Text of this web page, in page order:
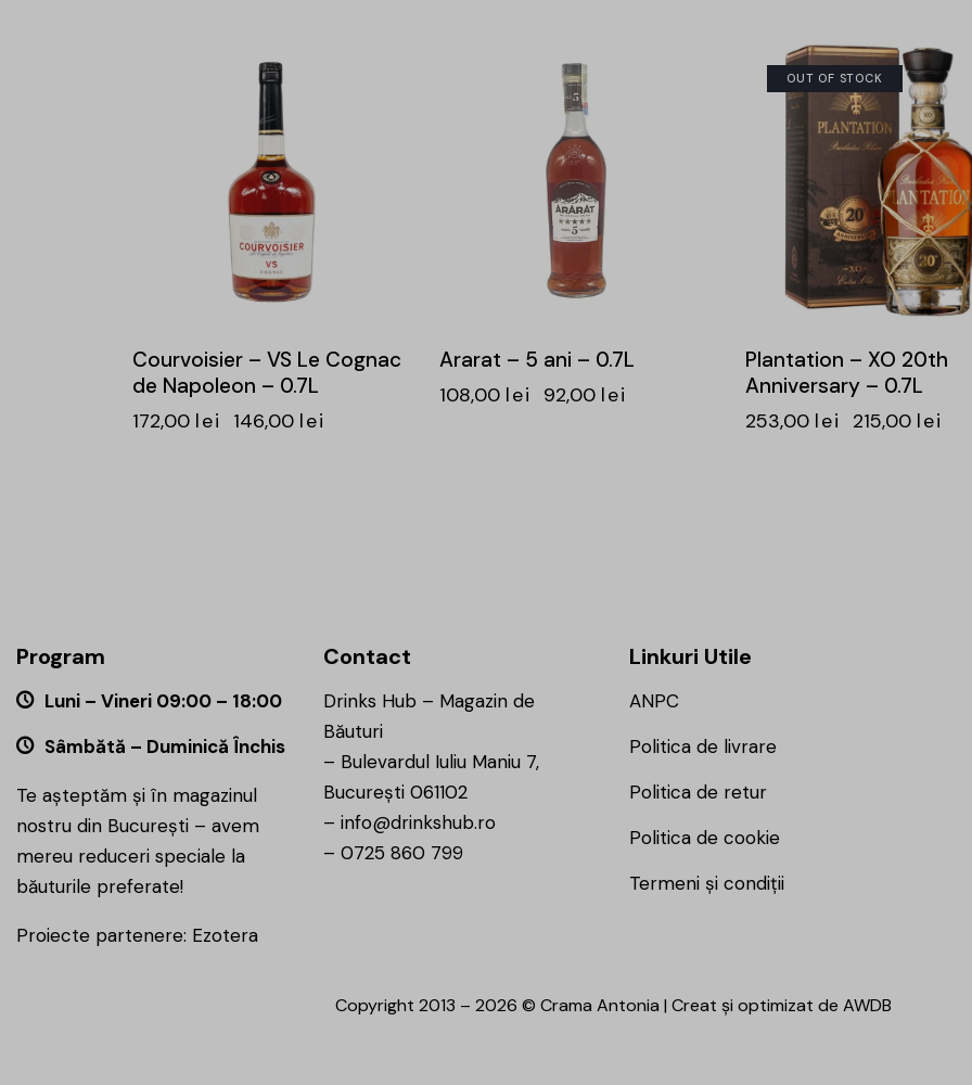
Courvoisier – VS Le Cognac
de Napoleon – 0.7L
172,00 lei 146,00 lei
Ararat – 5 ani – 0.7L
108,00 lei 92,00 lei
OUT OF STOCK
Plantation – XO 20th
Anniversary – 0.7L
253,00 lei 215,00 lei
Program
Luni – Vineri 09:00 – 18:00
Sâmbătă – Duminică Închis
Te așteptăm și în magazinul
nostru din București – avem
mereu reduceri speciale la
băuturile preferate!
Proiecte partenere: Ezotera
Contact
Drinks Hub – Magazin de
Băuturi
– Bulevardul Iuliu Maniu 7,
București 061102
– info@drinkshub.ro
– 0725 860 799
Linkuri Utile
ANPC
Politica de livrare
Politica de retur
Politica de cookie
Termeni și condiții
Copyright 2013 – 2026 © Crama Antonia | Creat și optimizat de AWDB